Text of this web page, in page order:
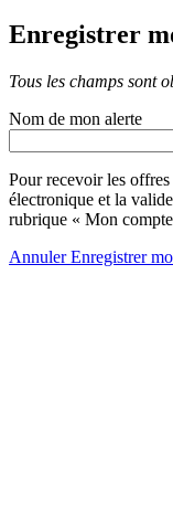
Enregistrer
Tous les champs sont
Nom de mon alerte
Pour recevoir les
électronique et la
rubrique « Mon
AnnulerEnregistrer